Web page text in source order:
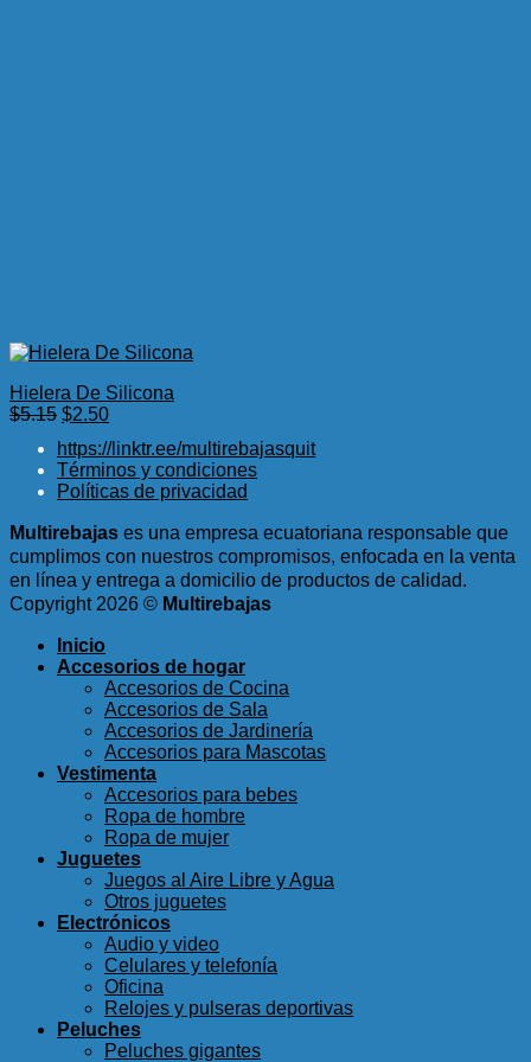
Hielera De Silicona
$5.15 El
original
era:
$5.15.
$2.50El
actual
es:
$2.50.
https://linktr.ee/multirebajasquit
Términos y condiciones
Políticas de privacidad
Multirebajas es una empresa ecuatoriana responsable que
cumplimos con nuestros compromisos, enfocada en la venta
en línea y entrega a domicilio de productos de calidad.
Copyright 2026 © Multirebajas
Inicio
Accesorios de hogar
Accesorios de Cocina
Accesorios de Sala
Accesorios de Jardinería
Accesorios para Mascotas
Vestimenta
Accesorios para bebes
Ropa de hombre
Ropa de mujer
Juguetes
Juegos al Aire Libre y Agua
Otros juguetes
Electrónicos
Audio y video
Celulares y telefonía
Oficina
Relojes y pulseras deportivas
Peluches
Peluches gigantes